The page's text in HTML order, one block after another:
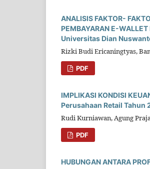
ANALISIS FAKTOR-
PEMBAYARAN E-
Universitas Dian
Rizki Budi Ericaningtyas,
PDF
IMPLIKASI KONDISI
Perusahaan Retail Tahun
Rudi Kurniawan, Agung
PDF
HUBUNGAN ANTARA